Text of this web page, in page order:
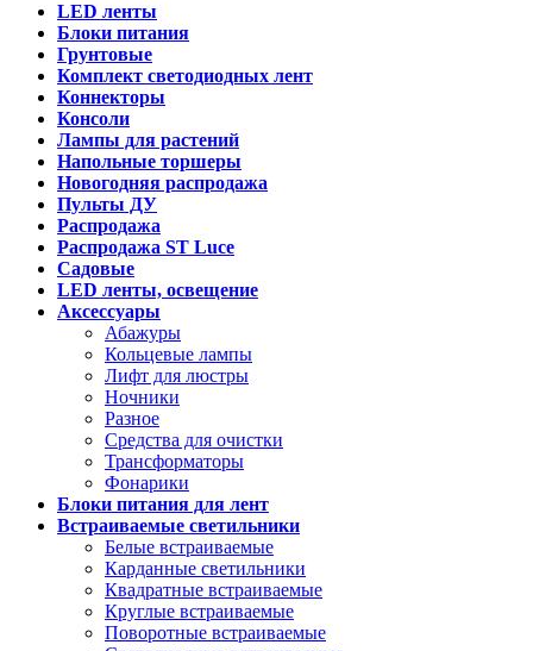
LED ленты
Блоки питания
Грунтовые
Комплект светодиодных лент
Коннекторы
Консоли
Лампы для растений
Напольные торшеры
Новогодняя распродажа
Пульты ДУ
Распродажа
Распродажа ST Luce
Садовые
LED ленты, освещение
Аксессуары
Абажуры
Кольцевые лампы
Лифт для люстры
Ночники
Разное
Средства для очистки
Трансформаторы
Фонарики
Блоки питания для лент
Встраиваемые светильники
Белые встраиваемые
Карданные светильники
Квадратные встраиваемые
Круглые встраиваемые
Поворотные встраиваемые